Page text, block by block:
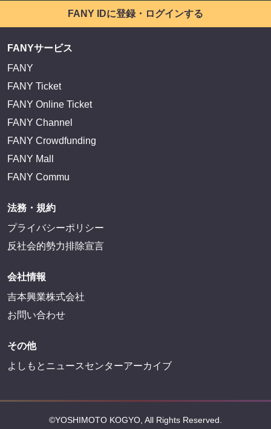
FANY IDに登録・ログインする
FANYサービス
FANY
FANY Ticket
FANY Online Ticket
FANY Channel
FANY Crowdfunding
FANY Mall
FANY Commu
法務・規約
プライバシーポリシー
反社会的勢力排除宣言
会社情報
吉本興業株式会社
お問い合わせ
その他
よしもとニュースセンターアーカイブ
©YOSHIMOTO KOGYO, All Rights Reserved.